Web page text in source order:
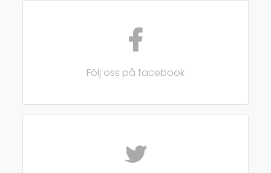
Följ oss på facebook